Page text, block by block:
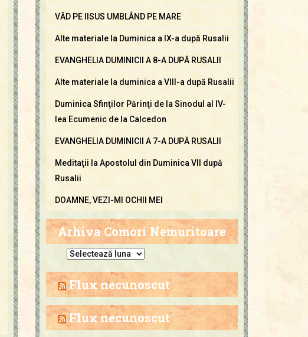
VĂD PE IISUS UMBLÂND PE MARE
Alte materiale la Duminica a IX-a după Rusalii
EVANGHELIA DUMINICII A 8-A DUPĂ RUSALII
Alte materiale la duminica a VIII-a după Rusalii
Duminica Sfinţilor Părinţi de la Sinodul al IV-
lea Ecumenic de la Calcedon
EVANGHELIA DUMINICII A 7-A DUPĂ RUSALII
Meditaţii la Apostolul din Duminica VII după
Rusalii
DOAMNE, VEZI-MI OCHII MEI
Arhiva Comori Nemuritoare
h
i
v
Flux necunoscut
Flux necunoscut